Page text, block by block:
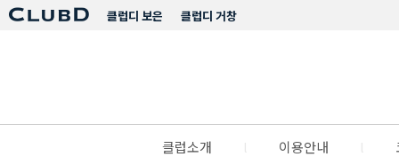
클럽디 거창
클럽디 보은
클럽소개 이용안내